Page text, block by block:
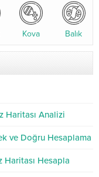
Kova Balık
Haritası Analizi
ve Doğru Hesaplama
Haritası Hesapla